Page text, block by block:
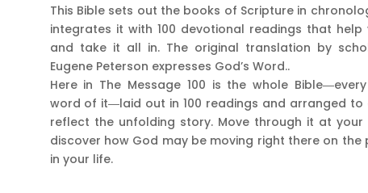
This Bible sets out the books of Scripture in
integrates it with 100 devotional readings that help
and take it all in. The original translation by
Eugene Peterson expresses God’s Word..
Here in The Message 100 is the whole
word of it―laid out in 100 readings and arranged to
reflect the unfolding story. Move through it at your
discover how God may be moving right there on the
in your life.